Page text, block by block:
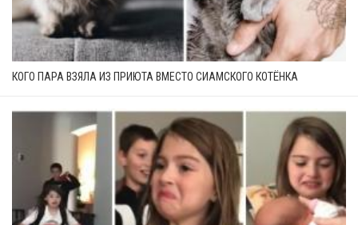
КОГО ПАРА ВЗЯЛА ИЗ ПРИЮТА ВМЕСТО СИАМСКОГО КОТЁНКА